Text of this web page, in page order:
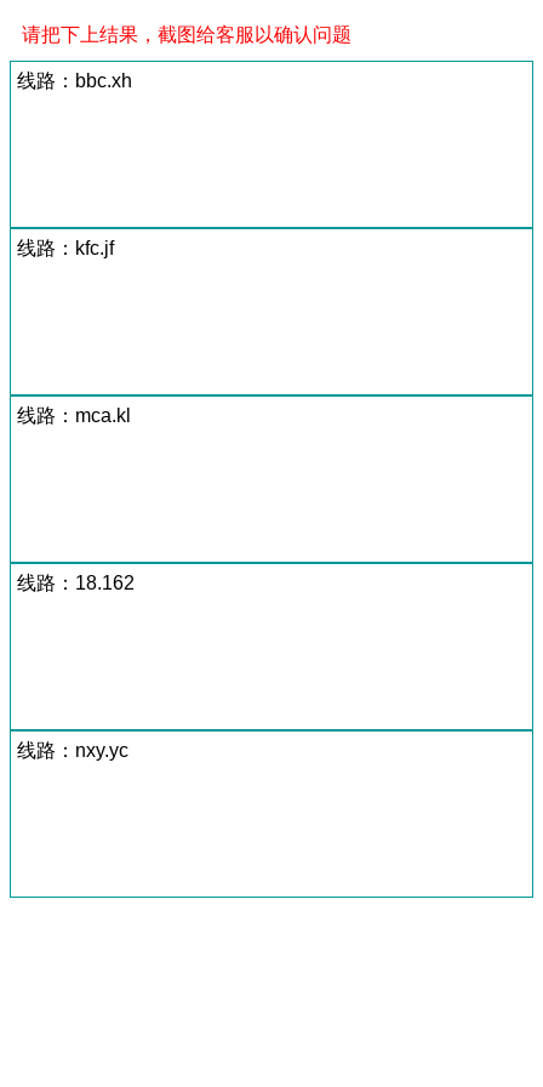
请把下上结果，截图给客服以确认问题
线路：bbc.xh
线路：kfc.jf
线路：mca.kl
线路：18.162
线路：nxy.yc